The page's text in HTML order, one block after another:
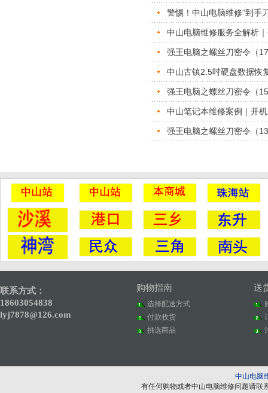
警惕！中山电脑维修“到手
中山电脑维修服务全解析
强王电脑之螺丝刀密令（
中山古镇2.5吋硬盘数据恢
强王电脑之螺丝刀密令（
中山笔记本维修案例｜开
强王电脑之螺丝刀密令（
联系方式：
18603054838
lyj7878@126.com
购物指南
选择配送方式
付款收货
挑选商品
送
中山电脑
有任何购物或者中山电脑维修问题请联